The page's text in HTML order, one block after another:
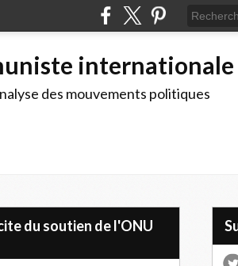
internationale
des mouvements politiques
du soutien de l'ONU